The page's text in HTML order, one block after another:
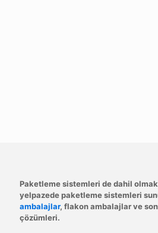
Paketleme sistemleri de dahil
yelpazede paketleme sistemleri
ambalajlar, flakon ambalajlar ve
çözümleri.